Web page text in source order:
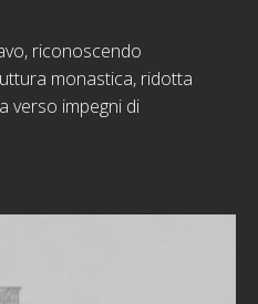
riconoscendo
monastica, ridotta
verso impegni di